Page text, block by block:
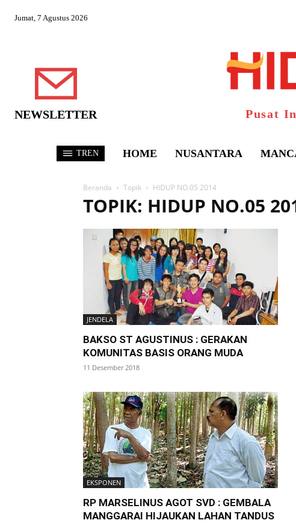
Jumat, 7 Agustus 2026
NEWSLETTER Pusat
TREN HOME NUSANTARA
Beranda Topik HIDUP NO.05 2014
TOPIK: HIDUP NO.05
JENDELA
BAKSO ST AGUSTINUS : GERAKAN
KOMUNITAS BASIS ORANG MUDA
11 Desember 2018
EKSPONEN
RP MARSELINUS AGOT SVD : GEMBALA
MANGGARAI HIJAUKAN LAHAN TANDUS